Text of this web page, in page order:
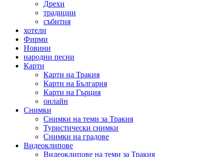
Дрехи
традиции
събития
хотели
Фирми
Новини
народни песни
Карти
Карти на Тракия
Карти на България
Карти на Гърция
онлайн
Снимки
Снимки на теми за Тракия
Туристически снимки
Снимки на градове
Видеоклипове
Видеоклипове на теми за Тракия